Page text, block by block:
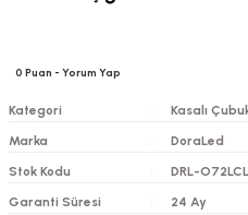
0 Puan - Yorum Yap
Kategori
Kasalı
Marka
DoraLed
Stok Kodu
DRL-
Garanti Süresi
24 Ay